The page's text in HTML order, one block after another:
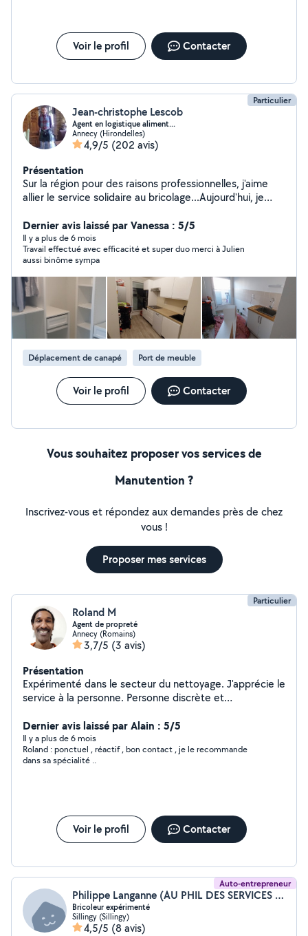
Voir le profil Contacter
Particulier
Jean-christophe Lescob
Agent en logistique aliment...
Annecy (Hirondelles)
4,9/5 (202 avis)
Présentation
Sur la région pour des raisons professionnelles, j'aime
allier le service solidaire au bricolage...Aujourd'hui, je
contacts passés ici). Je suis très sollicité en dehors de
ce site! Petite précision, j'adore ce que je fais...Et
l'amour du rapport social.
Dernier avis laissé par Vanessa : 5/5
Il y a plus de 6 mois
Travail effectué avec efficacité et super duo merci à Julien
aussi binôme sympa
Déplacement de canapé Port de meuble
Voir le profil Contacter
Vous souhaitez proposer vos services de
Manutention ?
Inscrivez-vous et répondez aux demandes près de chez
vous !
Proposer mes services
Particulier
Roland M
Agent de propreté
Annecy (Romains)
3,7/5 (3 avis)
Présentation
Expérimenté dans le secteur du nettoyage. J'apprécie le
service à la personne. Personne discrète et
Dernier avis laissé par Alain : 5/5
Il y a plus de 6 mois
Roland : ponctuel , réactif , bon contact , je le recommande
dans sa spécialité ..
Voir le profil Contacter
Auto-entrepreneur
Philippe Langanne (AU PHIL DES SERVICES - APDS)
Bricoleur expérimenté
Sillingy (Sillingy)
4,5/5 (8 avis)